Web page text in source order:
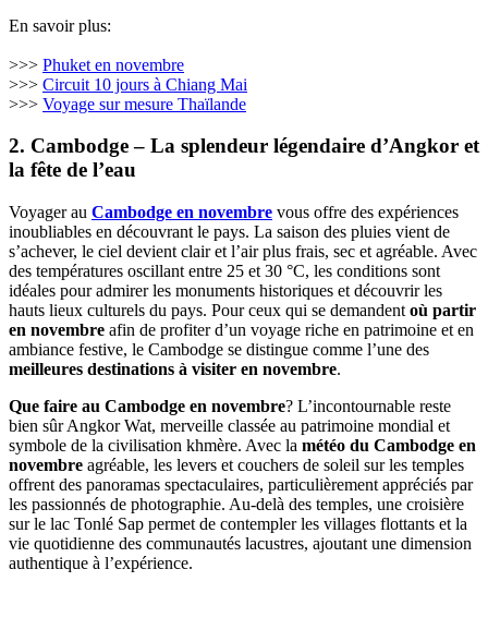
En savoir plus:
>>> Phuket en novembre
>>> Circuit 10 jours à Chiang Mai
>>> Voyage sur mesure Thaïlande
2. Cambodge – La splendeur légendaire d’Angkor et
la fête de l’eau
Voyager au Cambodge en novembre vous offre des expériences
inoubliables en découvrant le pays. La saison des pluies vient de
s’achever, le ciel devient clair et l’air plus frais, sec et agréable. Avec
des températures oscillant entre 25 et 30 °C, les conditions sont
idéales pour admirer les monuments historiques et découvrir les
hauts lieux culturels du pays. Pour ceux qui se demandent où partir
en novembre afin de profiter d’un voyage riche en patrimoine et en
ambiance festive, le Cambodge se distingue comme l’une des
meilleures destinations à visiter en novembre.
Que faire au Cambodge en novembre? L’incontournable reste
bien sûr Angkor Wat, merveille classée au patrimoine mondial et
symbole de la civilisation khmère. Avec la météo du Cambodge en
novembre agréable, les levers et couchers de soleil sur les temples
offrent des panoramas spectaculaires, particulièrement appréciés par
les passionnés de photographie. Au-delà des temples, une croisière
sur le lac Tonlé Sap permet de contempler les villages flottants et la
vie quotidienne des communautés lacustres, ajoutant une dimension
authentique à l’expérience.